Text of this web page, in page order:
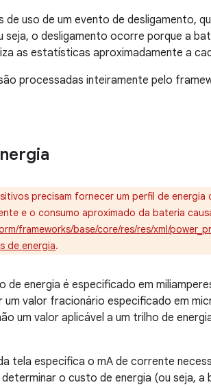
uso de um evento de desligamento,
seja, o desligamento ocorre porque a
as estatísticas aproximadamente a
processadas inteiramente pelo
precisam fornecer um perfil de
e o consumo aproximado da bateria
frameworks/base/core/res/res/xml/
de energia.
de energia é especificado em
um valor fracionário especificado em
um valor aplicável a um trilho de
tela especifica o mA de corrente
o custo de energia (ou seja, a